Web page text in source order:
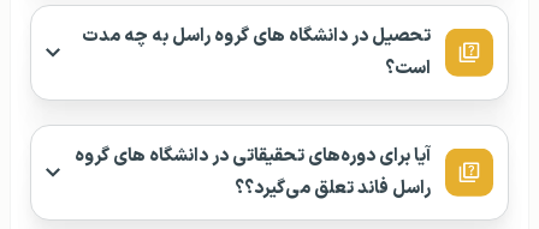
تحصیل در دانشگاه های گروه راسل به چه مدت
است؟
آیا برای دوره‌های تحقیقاتی در دانشگاه های گروه
راسل فاند تعلق می‌گیرد؟؟